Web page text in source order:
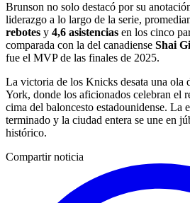
Brunson no solo destacó por su
liderazgo a lo largo de la serie,
rebotes y 4,6 asistencias en los cinco
comparada con la del canadiense Shai
fue el MVP de las finales de 2025.
La victoria de los Knicks desata una ola
York, donde los aficionados celebran el
cima del baloncesto estadounidense. La
terminado y la ciudad entera se une en
histórico.
Compartir noticia